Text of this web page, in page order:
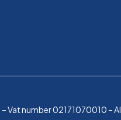
number 02171070010 – All